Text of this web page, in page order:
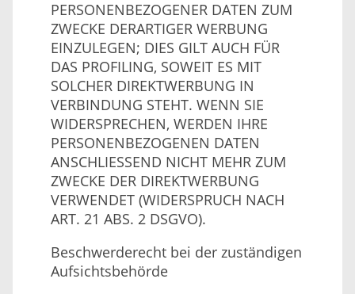
PERSONENBEZOGENER DATEN ZUM
ZWECKE DERARTIGER WERBUNG
EINZULEGEN; DIES GILT AUCH FÜR
DAS PROFILING, SOWEIT ES MIT
SOLCHER DIREKTWERBUNG IN
VERBINDUNG STEHT. WENN SIE
WIDERSPRECHEN, WERDEN IHRE
PERSONENBEZOGENEN DATEN
ANSCHLIESSEND NICHT MEHR ZUM
ZWECKE DER DIREKTWERBUNG
VERWENDET (WIDERSPRUCH NACH
ART. 21 ABS. 2 DSGVO).
Beschwerde­recht bei der zuständigen
Aufsichts­behörde